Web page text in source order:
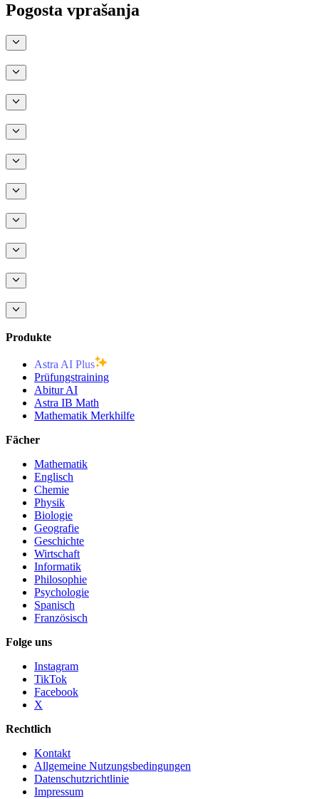
Pogosta vprašanja
Produkte
Astra AI Plus
Prüfungstraining
Abitur AI
Astra IB Math
Mathematik Merkhilfe
Fächer
Mathematik
Englisch
Chemie
Physik
Biologie
Geografie
Geschichte
Wirtschaft
Informatik
Philosophie
Psychologie
Spanisch
Französisch
Folge uns
Instagram
TikTok
Facebook
X
Rechtlich
Kontakt
Allgemeine Nutzungsbedingungen
Datenschutzrichtlinie
Impressum